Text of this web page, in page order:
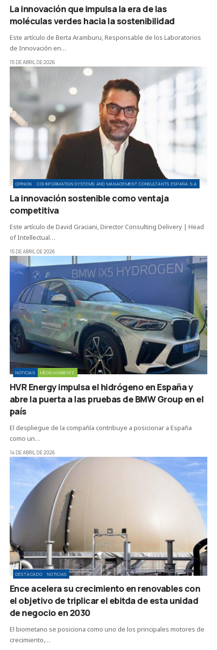
La innovación que impulsa la era de las
moléculas verdes hacia la sostenibilidad
Este artículo de Berta Aramburu, Responsable de los Laboratorios
de Innovación en…
15 DE ABRIL DE 2026
OPINIÓN CGI INFORMATION SYSTEMS AND MANAGEMENT CONSULTANTS ESPAÑA S.A
La innovación sostenible como ventaja
competitiva
Este artículo de David Graciani, Director Consulting Delivery | Head
of Intellectual…
15 DE ABRIL DE 2026
NOTICIAS MEDIOAMBIENTE
HVR Energy impulsa el hidrógeno en España y
abre la puerta a las pruebas de BMW Group en el
país
El despliegue de la compañía contribuye a posicionar a España
como un…
14 DE ABRIL DE 2026
DESTACADO NOTICIAS
Ence acelera su crecimiento en renovables con
el objetivo de triplicar el ebitda de esta unidad
de negocio en 2030
El biometano se posiciona como uno de los principales motores de
crecimiento,…